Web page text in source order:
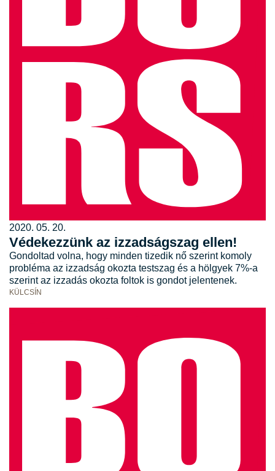
2020. 05. 20.
Védekezzünk az izzadságszag ellen!
Gondoltad volna, hogy minden tizedik nő szerint komoly
probléma az izzadság okozta testszag és a hölgyek 7%-a
szerint az izzadás okozta foltok is gondot jelentenek.
KÜLCSÍN